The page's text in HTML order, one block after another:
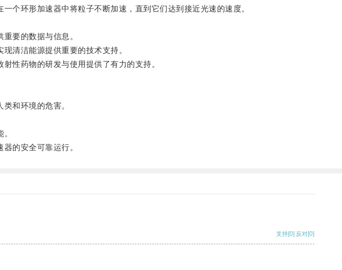
环形加速器中将粒子不断加速，直到它们达到接近光速的速度。
要的数据与信息。
清洁能源提供重要的技术支持。
性药物的研发与使用提供了有力的支持。
和环境的危害。
的安全可靠运行。
支持[0] 反对[0]